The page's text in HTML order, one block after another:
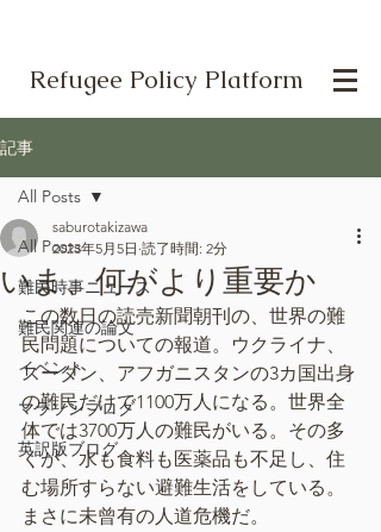
Refugee Policy Platform
記事
All Posts
難民時事ニュース
難民関連の論文
イベント
マラソンブログ
英訳版ブログ
All Posts
いま、何がより重要か
saburotakizawa
2023年5月5日 読了時間: 2分
この数日の読売新聞朝刊の、世界の難
民問題についての報道。ウクライナ、
スーダン、アフガニスタンの3カ国出身
の難民だけで1100万人になる。世界全
体では3700万人の難民がいる。その多
くが、水も食料も医薬品も不足し、住
む場所すらない避難生活をしている。
まさに未曾有の人道危機だ。